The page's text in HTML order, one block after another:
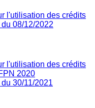
l'utilisation des crédits
08/12/2022
l'utilisation des crédits
2020
30/11/2021